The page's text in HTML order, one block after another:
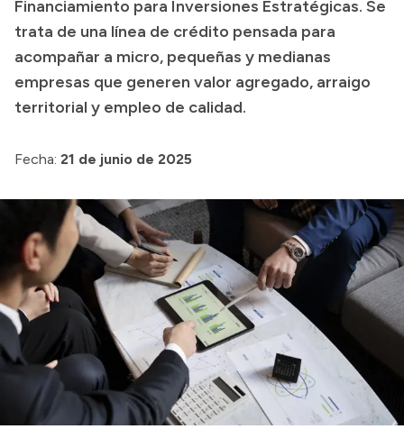
Financiamiento para Inversiones Estratégicas. Se
trata de una línea de crédito pensada para
acompañar a micro, pequeñas y medianas
empresas que generen valor agregado, arraigo
territorial y empleo de calidad.
Fecha: 21 de junio de 2025